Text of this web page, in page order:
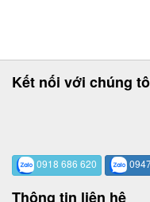
Kết nối với chúng
0918 686 620
Thông tin liên hệ